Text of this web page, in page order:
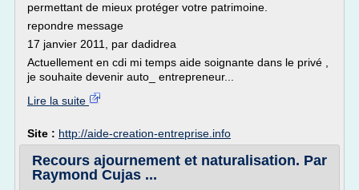
permettant de mieux protéger votre patrimoine.
repondre message
17 janvier 2011, par dadidrea
Actuellement en cdi mi temps aide soignante dans le privé ,
je souhaite devenir auto_ entrepreneur...
Lire la suite
Site : http://aide-creation-entreprise.info
Recours ajournement et naturalisation. Par
Raymond Cujas ...